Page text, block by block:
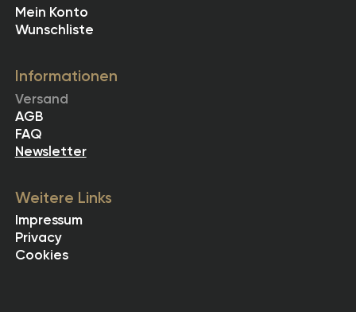
Mein Konto
Wunschliste
Informationen
Versand
AGB
FAQ
Newsletter
Weitere Links
Impressum
Privacy
Cookies